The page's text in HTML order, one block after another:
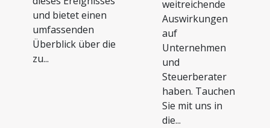
und bietet einen
umfassenden
Überblick über die
zu...
weitreichende
Auswirkungen
auf
Unternehmen
und
Steuerberater
haben. Tauchen
Sie mit uns in
die...